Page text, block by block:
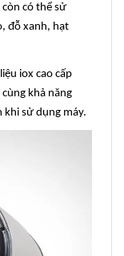
còn có thể sử
đỗ xanh, hạt
iox cao cấp
khả năng
khi sử dụng máy.